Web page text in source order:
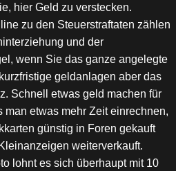
hier Geld zu verstecken.
zu den Steuerstraftaten zählen
und der
wenn Sie das ganze angelegte
geldanlagen aber das
Schnell etwas geld machen für
man etwas mehr Zeit einrechnen,
günstig in Foren gekauft
weiterverkauft.
lohnt es sich überhaupt mit 10